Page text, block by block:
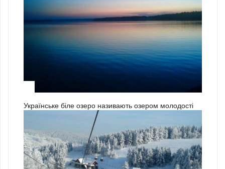
Українське біле озеро називають озером молодості